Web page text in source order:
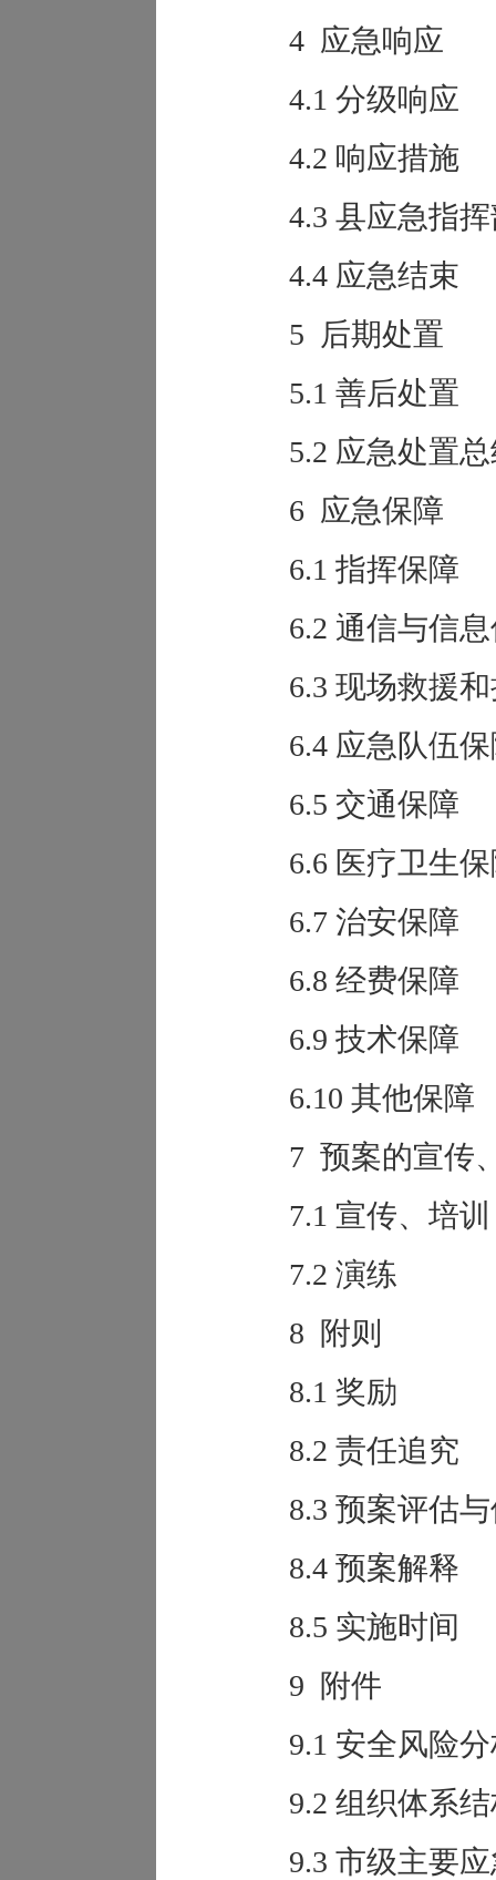
4 应急响应
4.1 分级响应
4.2 响应措施
4.3 县应急指
4.4 应急结束
5 后期处置
5.1 善后处置
5.2 应急处置
6 应急保障
6.1 指挥保障
6.2 通信与信
6.3 现场救援
6.4 应急队伍
6.5 交通保障
6.6 医疗卫生
6.7 治安保障
6.8 经费保障
6.9 技术保障
6.10 其他保障
7 预案的宣传
7.1 宣传、培训
7.2 演练
8 附则
8.1 奖励
8.2 责任追究
8.3 预案评估
8.4 预案解释
8.5 实施时间
9 附件
9.1 安全风险
9.2 组织体系
9.3 市级主要